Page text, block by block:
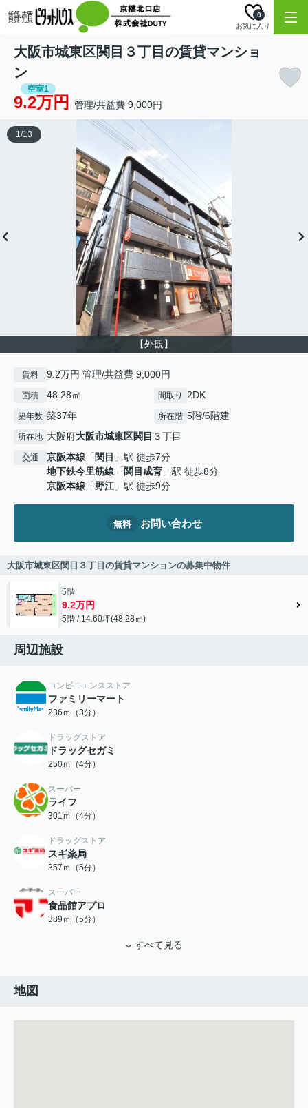
お気に入り
0
大阪市城東区関目３丁目の賃貸マンショ
ン
空室1
9.2万円 管理/共益費 9,000円
【外観】
1/13
賃料 9.2万円 管理/共益費 9,000円
面積 48.28㎡ 間取り 2DK
築年数 築37年 所在階 5階/6階建
所在地 大阪府大阪市城東区関目 ３丁目
交通 京阪本線 「 関目 」駅 徒歩7分
地下鉄今里筋線 「 関目成育 」駅 徒歩8分
京阪本線 「野江」駅 徒歩9分
無料 お問い合わせ
大阪市城東区関目３丁目の賃貸マンションの募集中物件
5階
9.2万円
5階 / 14.60坪(48.28㎡)
周辺施設
コンビニエンスストア
ファミリーマート
236ｍ（3分）
ドラッグストア
ドラッグセガミ
250ｍ（4分）
スーパー
ライフ
301ｍ（4分）
ドラッグストア
スギ薬局
357ｍ（5分）
スーパー
食品館アプロ
389ｍ（5分）
すべて見る
地図